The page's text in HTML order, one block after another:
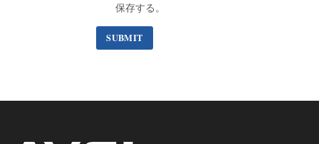
保存する。